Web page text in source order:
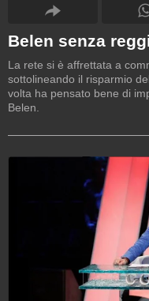
Belen senza
La rete si è affrettata a
sottolineando il risparmio
volta ha pensato bene di
Belen.